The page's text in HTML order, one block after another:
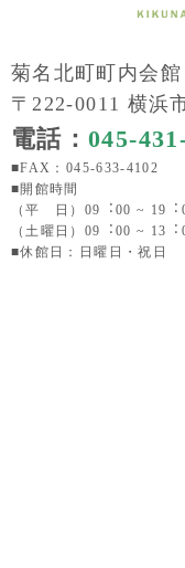
菊名北町町内会館
〒222-0011 横浜
電話：045-
■FAX：045-633-4102
■開館時間
（平 日）09︓00 ~
（土曜日）09︓00 ~
■休館日：日曜日・祝日